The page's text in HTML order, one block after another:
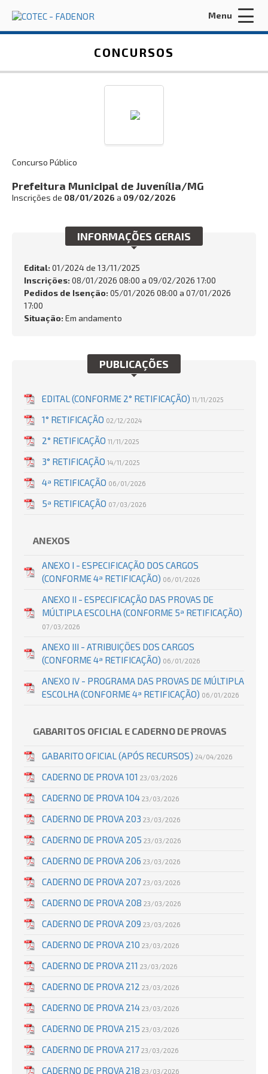
Esqueci a minha senha
INÍCIO
FALE CONOSCO
Busca:
BUSCAR
Menu
CONCURSOS
Concurso Público
Prefeitura Municipal de Juvenília/MG
Inscrições de 08/01/2026 a 09/02/2026
INFORMAÇÕES GERAIS
Edital: 01/2024 de 13/11/2025
Inscrições: 08/01/2026 08:00 a 09/02/2026 17:00
Pedidos de Isenção: 05/01/2026 08:00 a 07/01/2026
17:00
Situação: Em andamento
PUBLICAÇÕES
EDITAL (CONFORME 2° RETIFICAÇÃO) 11/11/2025
1° RETIFICAÇÃO 02/12/2024
2° RETIFICAÇÃO 11/11/2025
3° RETIFICAÇÃO 14/11/2025
4ª RETIFICAÇÃO 06/01/2026
5ª RETIFICAÇÃO 07/03/2026
ANEXOS
ANEXO I - ESPECIFICAÇÃO DOS CARGOS
(CONFORME 4ª RETIFICAÇÃO) 06/01/2026
ANEXO II - ESPECIFICAÇÃO DAS PROVAS DE
MÚLTIPLA ESCOLHA (CONFORME 5ª RETIFICAÇÃO)
07/03/2026
ANEXO III - ATRIBUIÇÕES DOS CARGOS
(CONFORME 4ª RETIFICAÇÃO) 06/01/2026
ANEXO IV - PROGRAMA DAS PROVAS DE MÚLTIPLA
ESCOLHA (CONFORME 4ª RETIFICAÇÃO) 06/01/2026
GABARITOS OFICIAL E CADERNO DE PROVAS
GABARITO OFICIAL (APÓS RECURSOS) 24/04/2026
CADERNO DE PROVA 101 23/03/2026
CADERNO DE PROVA 104 23/03/2026
CADERNO DE PROVA 203 23/03/2026
CADERNO DE PROVA 205 23/03/2026
CADERNO DE PROVA 206 23/03/2026
CADERNO DE PROVA 207 23/03/2026
CADERNO DE PROVA 208 23/03/2026
CADERNO DE PROVA 209 23/03/2026
CADERNO DE PROVA 210 23/03/2026
CADERNO DE PROVA 211 23/03/2026
CADERNO DE PROVA 212 23/03/2026
CADERNO DE PROVA 214 23/03/2026
CADERNO DE PROVA 215 23/03/2026
CADERNO DE PROVA 217 23/03/2026
CADERNO DE PROVA 218 23/03/2026